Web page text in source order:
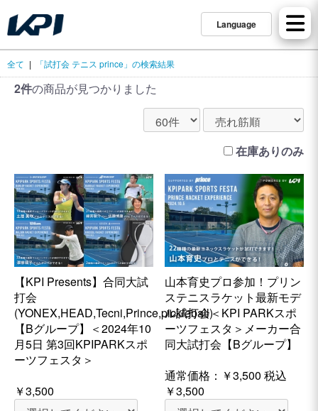
Language
全て | 「試打会 テニス prince」の検索結果
2件の商品が見つかりました
在庫ありのみ
【KPI Presents】合同大試
打会
(YONEX,HEAD,Tecni,Prince,pickleball)
【Bグループ】＜2024年10
月5日 第3回KPIPARKスポ
ーツフェスタ＞
￥3,500
山本育史プロ参加！プリン
ステニスラケット最新モデ
ル試打会＜KPI PARKスポ
ーツフェスタ＞メーカー合
同大試打会【Bグループ】
通常価格： ￥3,500 税込
￥3,500